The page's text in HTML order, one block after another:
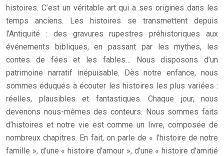
histoires. C’est un véritable art qui a ses origines dans les
temps anciens. Les histoires se transmettent depuis
l’Antiquité : des gravures rupestres préhistoriques aux
événements bibliques, en passant par les mythes, les
contes de fées et les fables… Nous disposons d’un
patrimoine narratif inépuisable. Dès notre enfance, nous
sommes éduqués à écouter les histoires les plus variées :
réelles, plausibles et fantastiques. Chaque jour, nous
devenons nous-mêmes des conteurs. Nous sommes faits
d’histoires et notre vie est comme un livre, composée de
nombreux chapitres. En fait, on parle de « l’histoire de notre
famille », d’une « histoire d’amour », d’une « histoire d’amitié